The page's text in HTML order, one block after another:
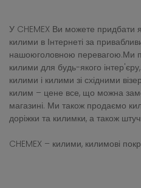
У CHEMEX Ви можете придбати
килими в Інтернеті за
нашоюголовною перевагою.Ми
килими для будь-якого
килими і килими зі східними
килим – цене все, що можна
магазині. Ми також продаємо
доріжки та килимки, а також
CHEMEX – килими, килимові